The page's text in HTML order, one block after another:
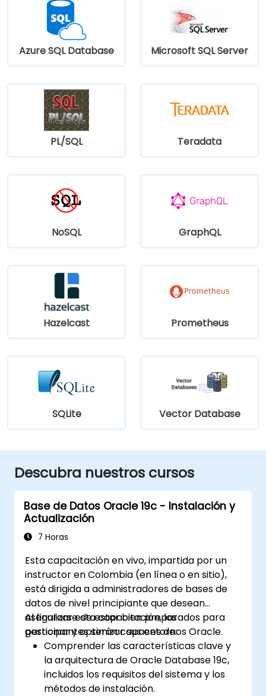
Azure SQL Database Microsoft SQL Server
PL/SQL Teradata
NoSQL GraphQL
Hazelcast Prometheus
SQLite Vector Database
Descubra nuestros cursos
Base de Datos Oracle 19c - Instalación y
Actualización
7 Horas
Esta capacitación en vivo, impartida por un
instructor en Colombia (en línea o en sitio),
está dirigida a administradores de bases de
datos de nivel principiante que desean
asegurarse de estar bien preparados para
gestionar y optimizar sus entornos Oracle.
Al finalizar esta capacitación, los
participantes serán capaces de:
Comprender las características clave y
la arquitectura de Oracle Database 19c,
incluidos los requisitos del sistema y los
métodos de instalación.